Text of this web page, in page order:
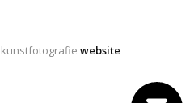
website